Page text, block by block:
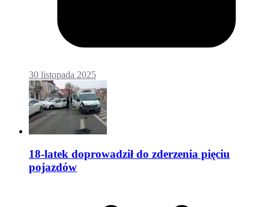
30 listopada 2025
18-latek doprowadził do zderzenia pięciu
pojazdów